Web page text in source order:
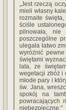
„Jest rzeczą
mieli własny
rozmaite
ściśle
pilnowała,
poszczególne
ulegała łat­wo
wyróżnić
świętami
lata, ze
wegetacji zbóż i
młode pary i
św. Jana,
spokój na
powracających
niebez­pieczne."